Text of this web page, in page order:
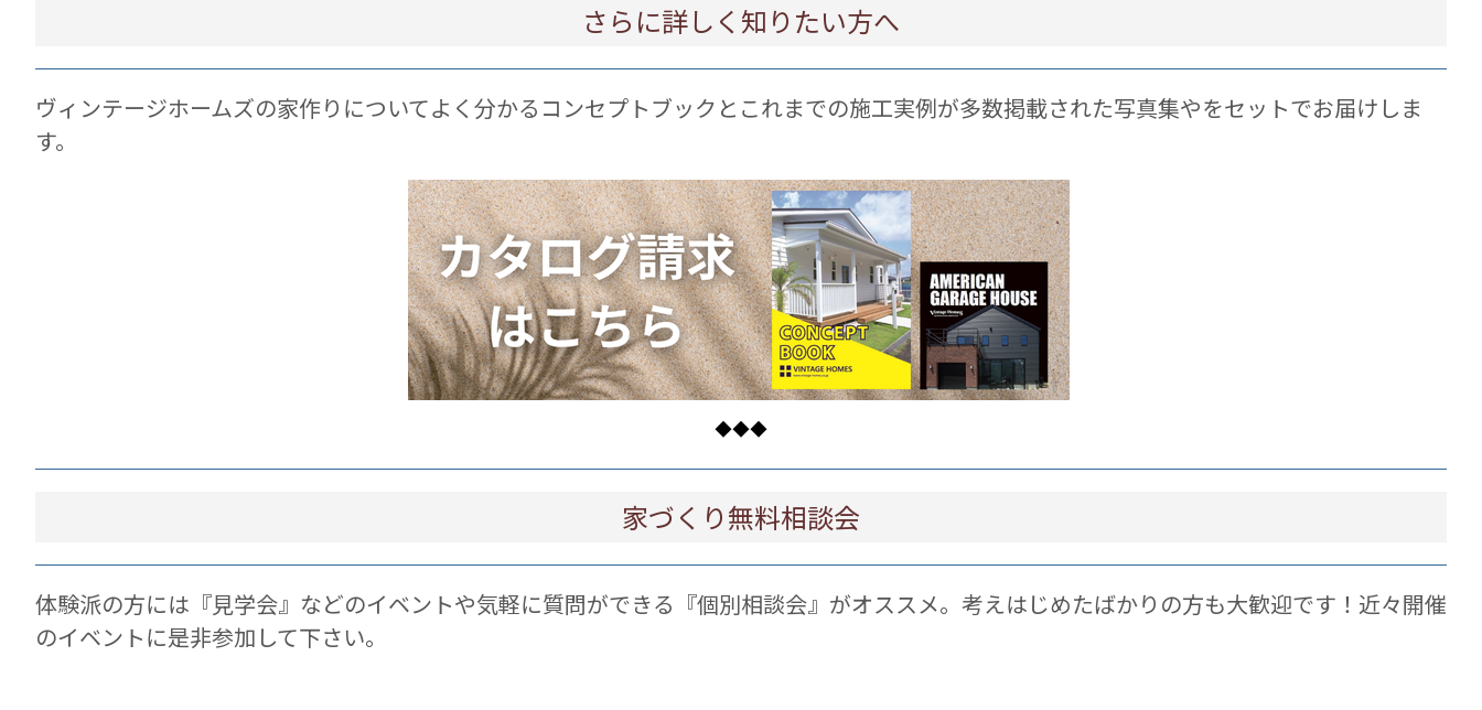
さらに詳しく知りたい方へ
ヴィンテージホームズの家作りについてよく分かるコンセプトブックとこれまでの施工実例が多数掲載された写真集やをセットでお届けしま
す。
◆◆◆
家づくり無料相談会
体験派の方には『見学会』などのイベントや気軽に質問ができる『個別相談会』がオススメ。考えはじめたばかりの方も大歓迎です！近々開催
のイベントに是非参加して下さい。